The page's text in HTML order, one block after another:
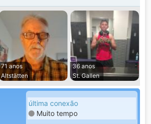
71 anos
Altstätten
36 anos
St. Gallen
última conexão
Muito tempo